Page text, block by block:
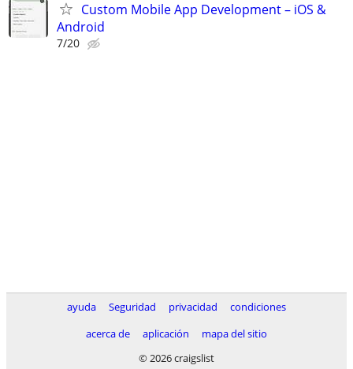
Custom Mobile App Development – iOS &
Android
7/20
ayuda Seguridad privacidad
condiciones
acerca de
aplicación
mapa del sitio
© 2026 craigslist